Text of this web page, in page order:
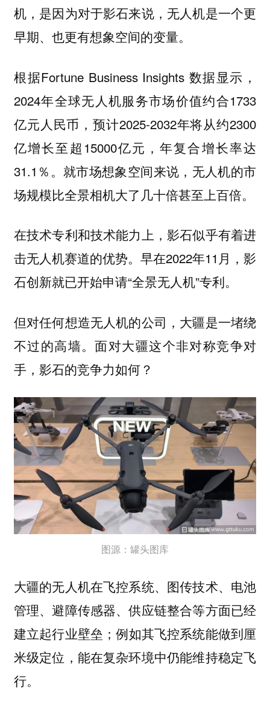
机，是因为对于影石来说，无人机是一个更
早期、也更有想象空间的变量。
根据Fortune Business Insights 数据显示，
2024年全球无人机服务市场价值约合1733
亿元人民币，预计2025-2032年将从约2300
亿增长至超15000亿元，年复合增长率达
31.1％。 就市场想象空间来说，无人机的市
场规模比全景相机大了几十倍甚至上百倍。
在技术专利和技术能力上，影石似乎有着进
击无人机赛道的优势。早在2022年11月，影
石创新就已开始申请“全景无人机”专利。
但对任何想造无人机的公司，大疆是一堵绕
不过的高墙。面对大疆这个非对称竞争对
手，影石的竞争力如何？
图源：罐头图库
大疆的无人机在飞控系统、图传技术、电池
管理、避障传感器、供应链整合等方面已经
建立起行业壁垒；例如其飞控系统能做到厘
米级定位，能在复杂环境中仍能维持稳定飞
行。